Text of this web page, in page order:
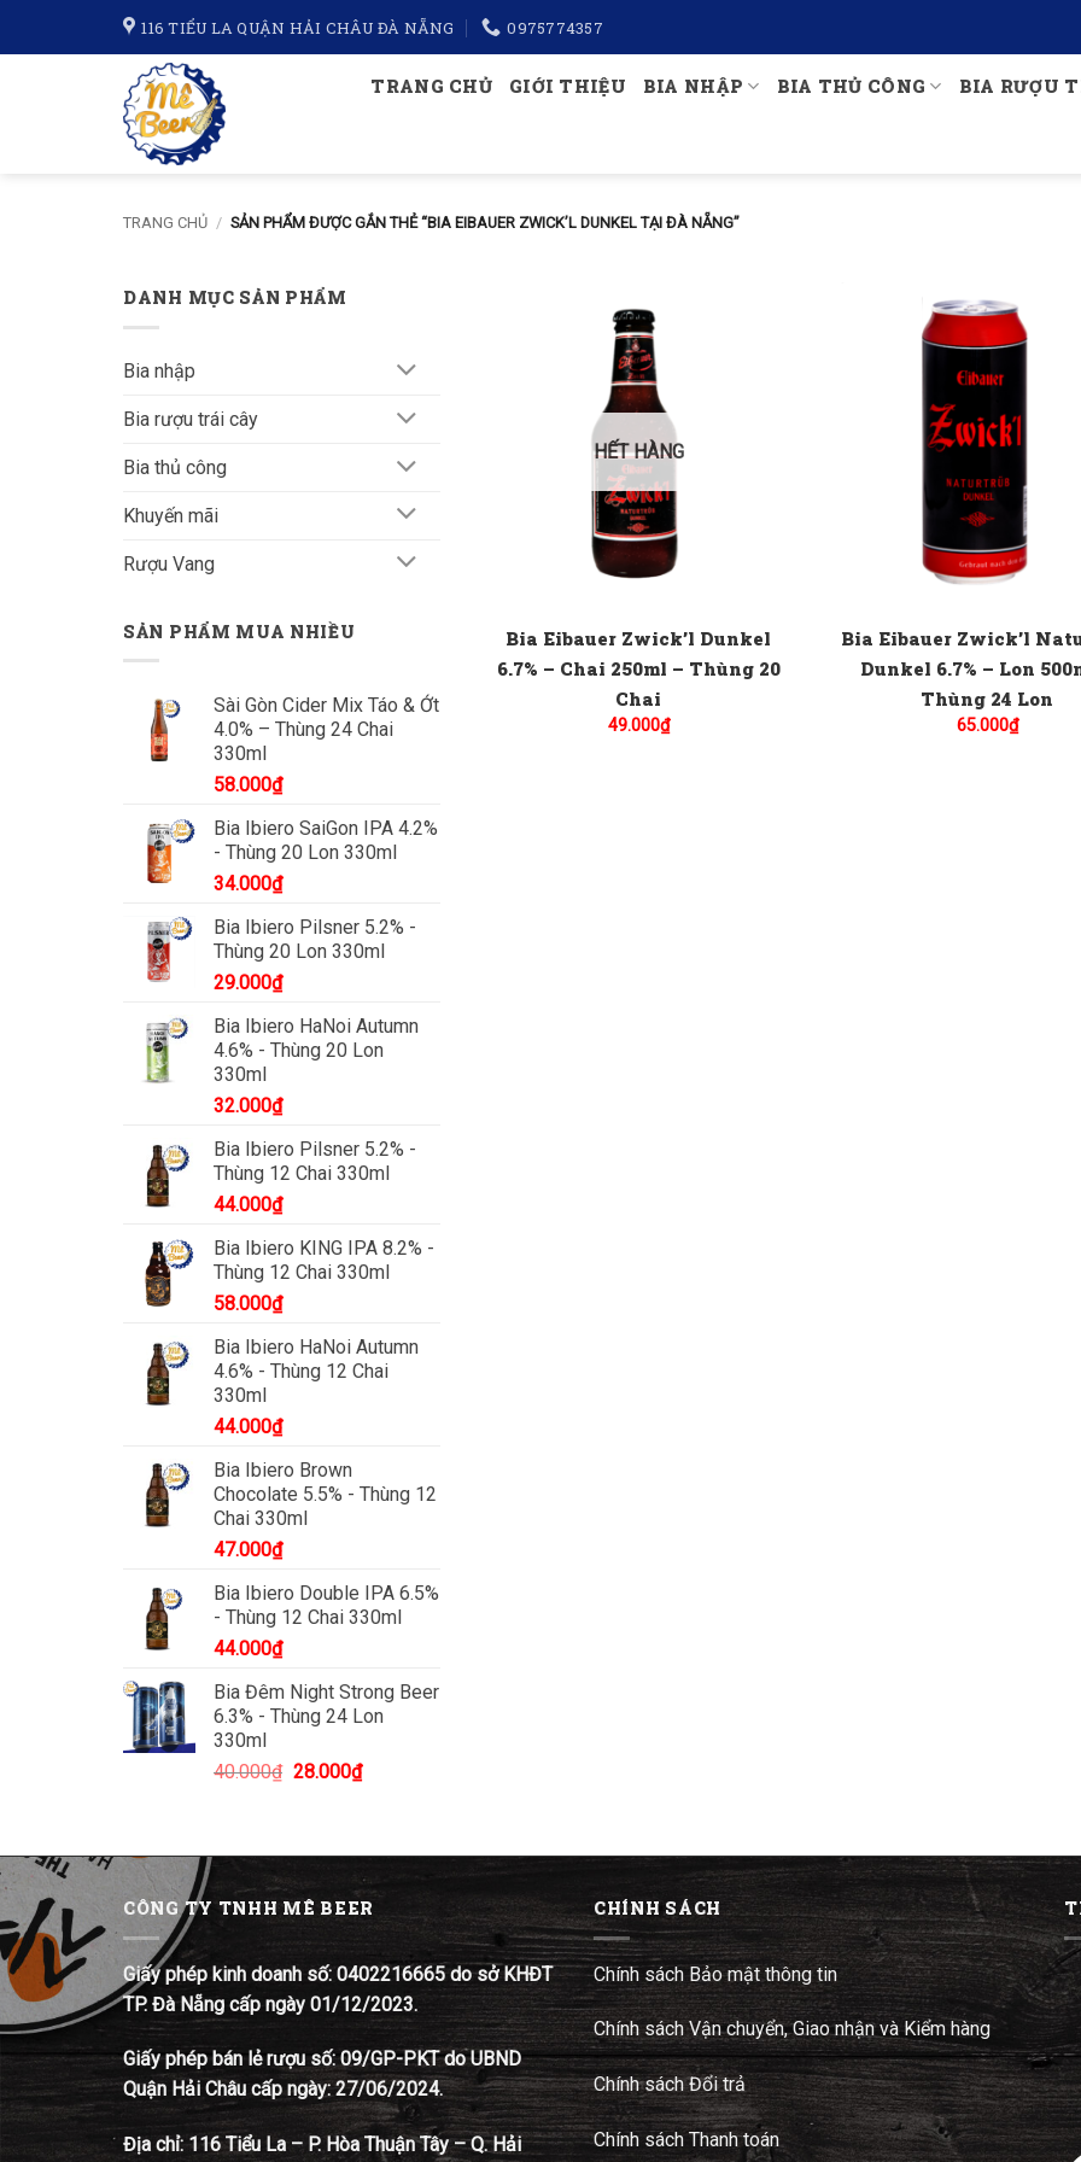
116 TIỂU LA QUẬN HẢI CHÂU ĐÀ NẴNG 0975774357
TRANG CHỦ GIỚI THIỆU BIA NHẬP BIA THỦ CÔNG BIA RƯỢU
TRANG CHỦ / SẢN PHẨM ĐƯỢC GẮN THẺ “BIA EIBAUER ZWICK’L DUNKEL TẠI ĐÀ NẴNG”
DANH MỤC SẢN PHẨM
Bia nhập
Bia rượu trái cây
Bia thủ công
Khuyến mãi
Rượu Vang
SẢN PHẨM MUA NHIỀU
Sài Gòn Cider Mix Táo & Ớt
4.0% – Thùng 24 Chai
330ml
58.000₫
Bia Ibiero SaiGon IPA 4.2%
- Thùng 20 Lon 330ml
34.000₫
Bia Ibiero Pilsner 5.2% -
Thùng 20 Lon 330ml
29.000₫
Bia Ibiero HaNoi Autumn
4.6% - Thùng 20 Lon
330ml
32.000₫
Bia Ibiero Pilsner 5.2% -
Thùng 12 Chai 330ml
44.000₫
Bia Ibiero KING IPA 8.2% -
Thùng 12 Chai 330ml
58.000₫
Bia Ibiero HaNoi Autumn
4.6% - Thùng 12 Chai
330ml
44.000₫
Bia Ibiero Brown
Chocolate 5.5% - Thùng 12
Chai 330ml
47.000₫
Bia Ibiero Double IPA 6.5%
- Thùng 12 Chai 330ml
44.000₫
Bia Đêm Night Strong Beer
6.3% - Thùng 24 Lon
330ml
40.000₫ Giá
28.000₫Giá
HẾT HÀNG
Bia Eibauer Zwick’l Dunkel
6.7% – Chai 250ml – Thùng 20
Chai
49.000₫
Bia Eibauer Zwick’l
Dunkel 6.7% – Lon
Thùng 24 Lon
65.000₫
CÔNG TY TNHH MÊ BEER
Giấy phép kinh doanh số: 0402216665 do sở KHĐT
TP. Đà Nẵng cấp ngày 01/12/2023.
Giấy phép bán lẻ rượu số: 09/GP-PKT do UBND
Quận Hải Châu cấp ngày: 27/06/2024.
Địa chỉ: 116 Tiểu La – P. Hòa Thuận Tây – Q. Hải
CHÍNH SÁCH
Chính sách Bảo mật thông tin
Chính sách Vận chuyển, Giao nhận và Kiểm hàng
Chính sách Đổi trả
Chính sách Thanh toán